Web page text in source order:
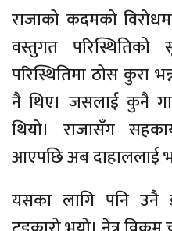
राजाको कदमको विरोधमा
वस्तुगत
परिस्थितिमा ठोस कुरा
नै थिए। जसलाई कुनै
थियो। राजासँग
आएपछि अब दाहाललाई
यसका लागि पनि उनै